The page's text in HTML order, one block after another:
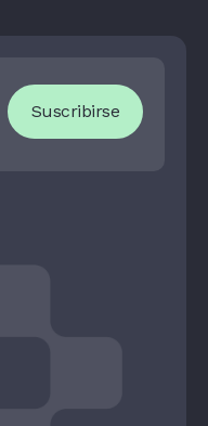
Suscribirse